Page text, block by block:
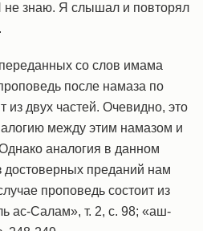
не знаю. Я слышал и повторял
со слов имама
после намаза по
из двух частей. Очевидно, это
между этим намазом и
аналогия в данном
достоверных преданий нам
проповедь состоит из
ас-Салам», т. 2, с. 98; «аш-